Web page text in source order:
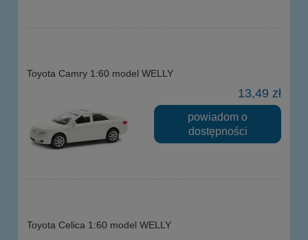
Toyota Camry 1:60 model WELLY
13,49 zł
powiadom o
dostępności
Toyota Celica 1:60 model WELLY